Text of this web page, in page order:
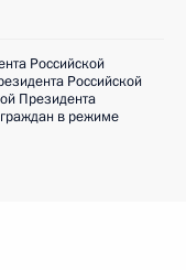
Российской
Российской
Президента
в режиме